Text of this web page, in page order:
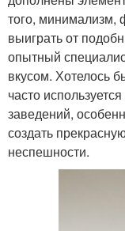
того, минимализм,
выиграть от
опытный
вкусом. Хотелось
часто
заведений,
создать
неспешности.